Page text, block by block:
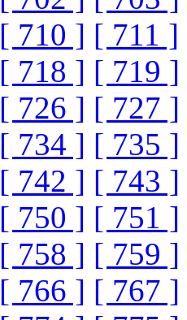
[ 710 ] [ 711 ]
[ 718 ] [ 719 ]
[ 726 ] [ 727 ]
[ 734 ] [ 735 ]
[ 742 ] [ 743 ]
[ 750 ] [ 751 ]
[ 758 ] [ 759 ]
[ 766 ] [ 767 ]